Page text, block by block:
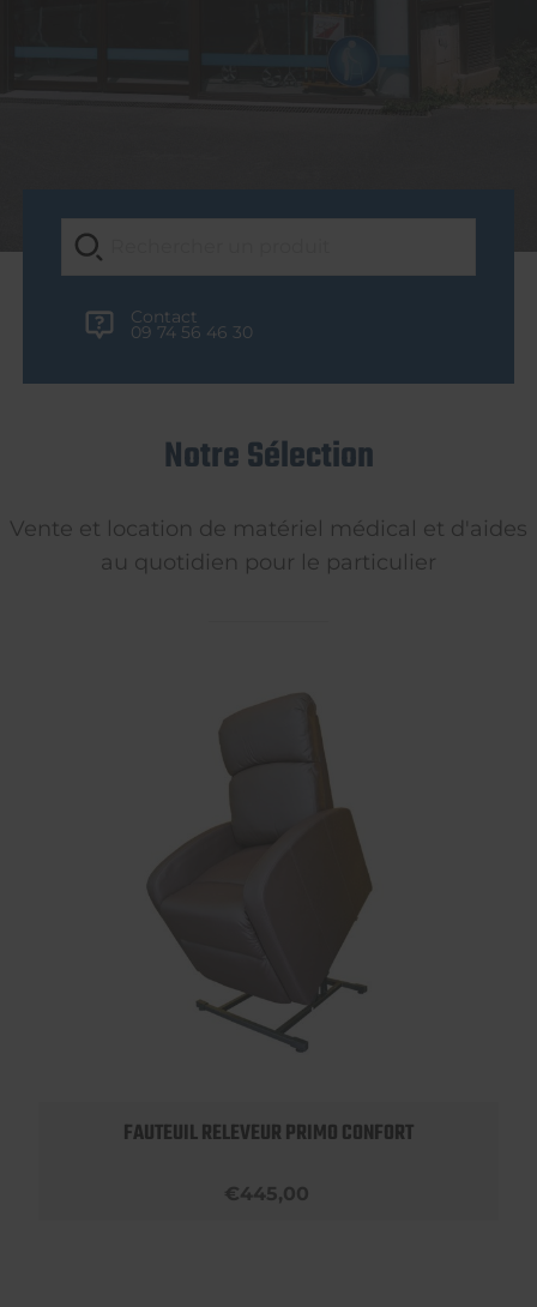
Contact
09 74 56 46 30
Notre Sélection
Vente et location de matériel médical et d'aides
au quotidien pour le particulier
FAUTEUIL RELEVEUR PRIMO CONFORT
€445,00